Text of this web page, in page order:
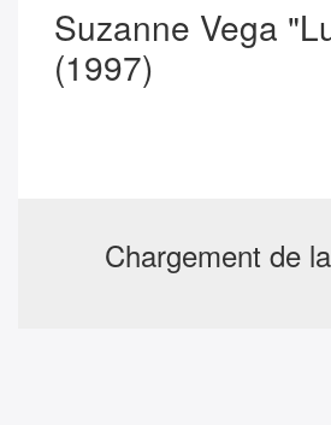
Suzanne Vega
(1997)
Chargement de